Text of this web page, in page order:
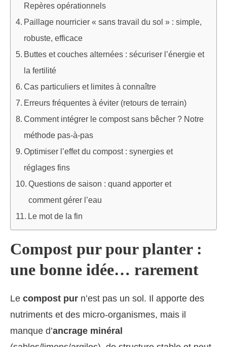
Repères opérationnels
Paillage nourricier « sans travail du sol » : simple,
robuste, efficace
Buttes et couches alternées : sécuriser l’énergie et
la fertilité
Cas particuliers et limites à connaître
Erreurs fréquentes à éviter (retours de terrain)
Comment intégrer le compost sans bêcher ? Notre
méthode pas-à-pas
Optimiser l’effet du compost : synergies et
réglages fins
Questions de saison : quand apporter et
comment gérer l’eau
Le mot de la fin
Compost pur pour planter :
une bonne idée… rarement
Le compost pur n’est pas un sol. Il apporte des
nutriments et des micro‑organismes, mais il
manque d’ancrage minéral